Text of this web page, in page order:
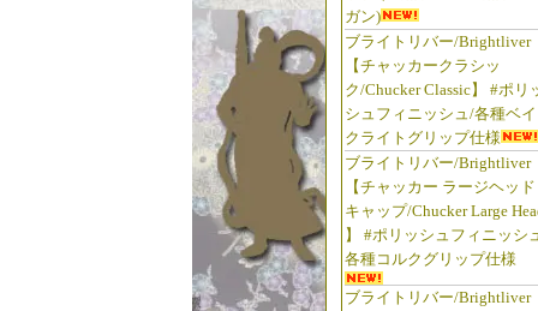
ガン)
ブライトリバー/Brightliver
【チャッカークラシッ
ク/Chucker Classic】 #ポリ
シュフィニッシュ/各種ベイ
クライトグリップ仕様
ブライトリバー/Brightliver
【チャッカー ラージヘッド
キャップ/Chucker Large
】 #ポリッシュフィニッシ
各種コルクグリップ仕様
ブライトリバー/Brightliver